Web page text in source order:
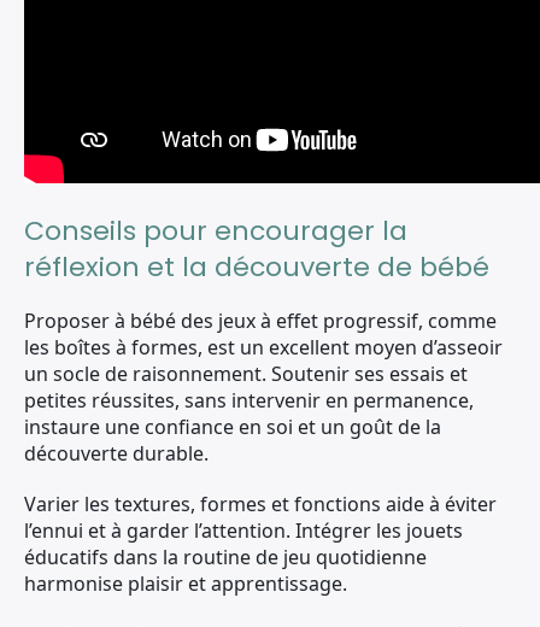
Conseils pour encourager la
réflexion et la découverte de bébé
Proposer à bébé des jeux à effet progressif, comme
les boîtes à formes, est un excellent moyen d’asseoir
un socle de raisonnement. Soutenir ses essais et
petites réussites, sans intervenir en permanence,
instaure une confiance en soi et un goût de la
découverte durable.
Varier les textures, formes et fonctions aide à éviter
l’ennui et à garder l’attention. Intégrer les jouets
éducatifs dans la routine de jeu quotidienne
harmonise plaisir et apprentissage.